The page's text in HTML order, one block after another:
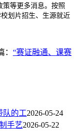
策等更多消息。按照
划片招生、生源就近
： “赛证融通、课赛
队的工2026-05-24
手艺2026-05-22